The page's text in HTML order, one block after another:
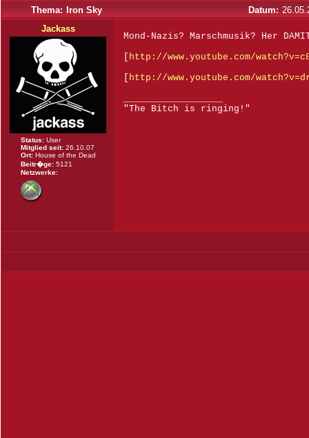
Thema: Iron Sky Datum:
Jackass
Status: User
Mitglied seit: 26.10.07
Ort: House of the Dead
Beitr�ge: 5121
Netzwerke:
Mond-Nazis? Marschmusik? Her
http://www.youtube.com/
http://www.youtube.com/
"The Bitch is ringing!"